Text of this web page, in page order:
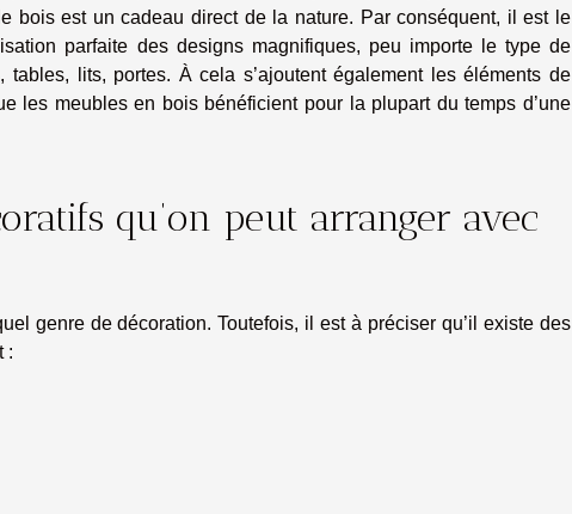
bois est un cadeau direct de la nature. Par conséquent, il est le
parfaite des designs magnifiques, peu importe le type de
lits, portes. À cela s’ajoutent également les éléments de
les meubles en bois bénéficient pour la plupart du temps d’une
qu’on peut arranger avec
genre de décoration. Toutefois, il est à préciser qu’il existe des
: